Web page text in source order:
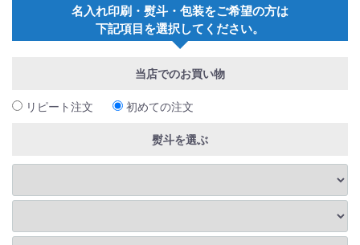
名入れ印刷・熨斗・包装をご希望の方は
下記項目を選択してください。
当店でのお買い物
リピート注文 初めての注文
熨斗を選ぶ